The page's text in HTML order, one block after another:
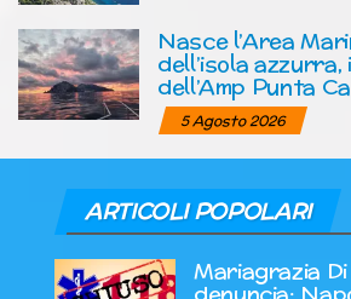
Nasce l’Area
dell’isola azzurra,
dell’Amp Punta
5 Agosto 2026
ARTICOLI POPOLARI
Mariagrazia